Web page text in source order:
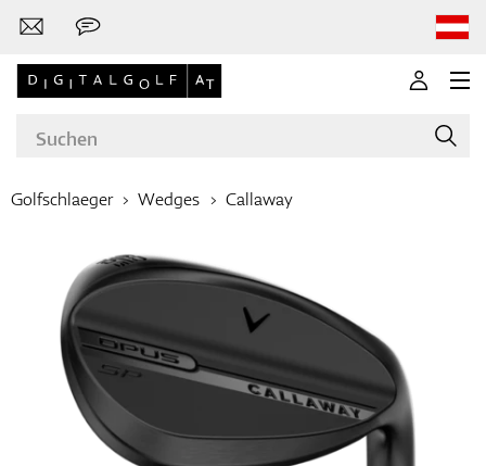
Golfschläger
Golfschlaeger Wedges Callaway